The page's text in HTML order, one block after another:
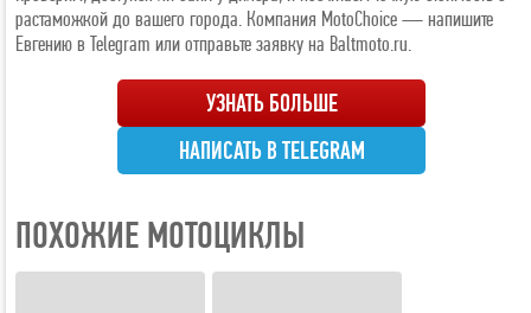
растаможкой до вашего города. Компания MotoChoice — напишите
Евгению в Telegram или отправьте заявку на Baltmoto.ru.
УЗНАТЬ БОЛЬШЕ
НАПИСАТЬ В TELEGRAM
ПОХОЖИЕ МОТОЦИКЛЫ